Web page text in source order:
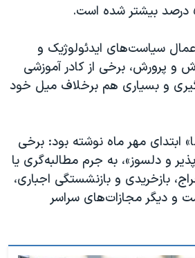
سیاست‌های ایدئولوژیک و
و پرورش، برخی از کادر آموزشی
و بسیاری هم برخلاف میل خود
ابتدای مهر ماه نوشته بود: برخی
و دلسوز»، به جرم مطالبه‌گری یا
بازخریدی و بازنشستگی اجباری،
و دیگر مجازات‌های سراسر